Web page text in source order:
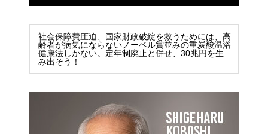
社会保障費圧迫、国家財政破綻を救うためには、高
齢者が病気にならないノーベル賞並みの重炭酸温浴
健康法しかない。定年制廃止と併せ、30兆円を生
み出そう！